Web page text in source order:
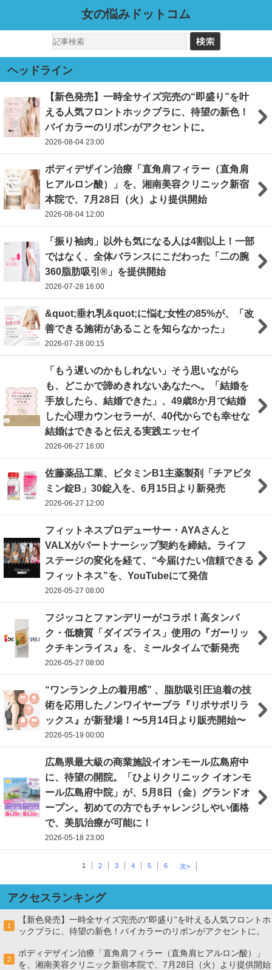
女の悩みドットコム
ヘッドライン
【新色発売】一時全サイズ完売の“即盛り”を叶
える人気フロントホックブラに、待望の新色！
バイカラーのリボンがアクセントに。
2026-08-04 23:00
ボディデザイン治療「直角肩フィラー（直角肩
ヒアルロン酸）」を、湘南美容クリニック新宿
本院で、7月28日（火）より提供開始
2026-08-04 12:00
「振り袖肉」以外も気になる人は4割以上！一部
ではなく、全体バランスにこだわった「二の腕
360脂肪吸引®」を提供開始
2026-07-28 16:00
&quot;垂れ乳&quot;に悩む女性の85%が、「改
善できる施術があることを知らなかった」
2026-07-28 00:15
「もう遅いのかもしれない」そう思いながら
も、どこかで諦めきれないあなたへ。「結婚を
手放したら、結婚できた」、49歳8か月で結婚
した心理カウンセラーが、40代からでも幸せな
結婚はできると伝える実践エッセイ
2026-06-27 16:00
佐藤薬品工業、ビタミンB1主薬製剤「チアビタ
ミン錠B」30錠入を、6月15日より新発売
2026-06-27 12:00
フィットネスプロデューサー・AYAさんと
VALXがパートナーシップ契約を締結。ライフ
ステージの変化を経て、“今届けたい信頼できる
フィットネス”を、YouTubeにて発信
2026-05-27 08:00
フジッコとファンデリーがコラボ！高タンパ
ク・低糖質「ダイズライス」使用の『ガーリッ
クチキンライス』を、ミールタイムで新発売
2026-05-27 08:00
“ワンランク上の着用感” 、脂肪吸引圧迫着の技
術を応用したノンワイヤーブラ『リポサポリラ
ックス』が新登場！〜5月14日より販売開始〜
2026-05-19 00:00
広島県最大級の商業施設イオンモール広島府中
に、待望の開院。「ひよりクリニック イオンモ
ール広島府中院」が、5月8日（金）グランドオ
ープン。初めての方でもチャレンジしやい価格
で、美肌治療が可能に！
2026-05-18 23:00
1 2 3 4 5 6 次>
アクセスランキング
1
【新色発売】一時全サイズ完売の“即盛り”を叶える人気フロントホ
ックブラに、待望の新色！バイカラーのリボンがアクセントに。
2
ボディデザイン治療「直角肩フィラー（直角肩ヒアルロン酸）」
を、湘南美容クリニック新宿本院で、7月28日（火）より提供開始